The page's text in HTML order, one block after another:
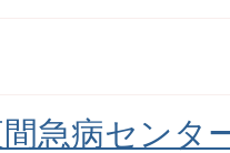
急病センタ